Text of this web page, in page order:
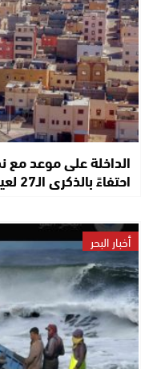
الداخلة على موعد مع
احتفاءً بالذكرى الـ27 لعيد العرش
أخبار البحر